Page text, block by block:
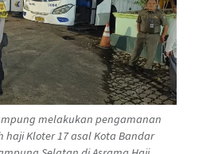
melakukan pengamanan
Kloter 17 asal Kota Bandar